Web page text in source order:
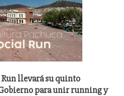
llevará su quinto
para unir running y